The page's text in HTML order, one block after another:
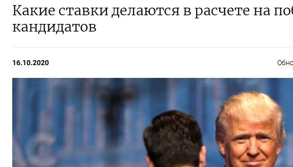
Какие ставки делаются в расчете на
кандидатов
16.10.2020